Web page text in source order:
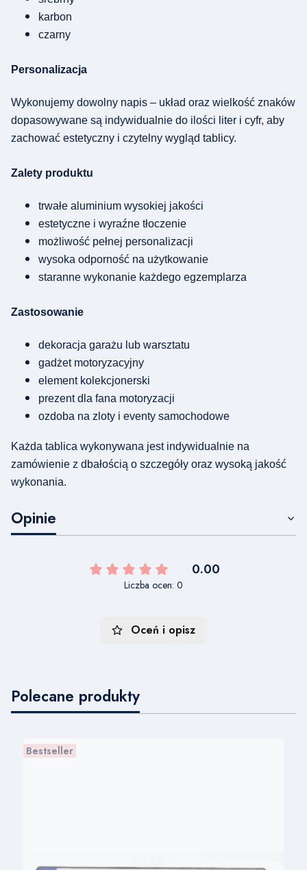
karbon
czarny
Personalizacja
Wykonujemy dowolny napis – układ oraz wielkość znaków
dopasowywane są indywidualnie do ilości liter i cyfr, aby
zachować estetyczny i czytelny wygląd tablicy.
Zalety produktu
trwałe aluminium wysokiej jakości
estetyczne i wyraźne tłoczenie
możliwość pełnej personalizacji
wysoka odporność na użytkowanie
staranne wykonanie każdego egzemplarza
Zastosowanie
dekoracja garażu lub warsztatu
gadżet motoryzacyjny
element kolekcjonerski
prezent dla fana motoryzacji
ozdoba na zloty i eventy samochodowe
Każda tablica wykonywana jest indywidualnie na
zamówienie z dbałością o szczegóły oraz wysoką jakość
wykonania.
Opinie
0.00
Liczba ocen: 0
Oceń i opisz
Polecane produkty
Bestseller